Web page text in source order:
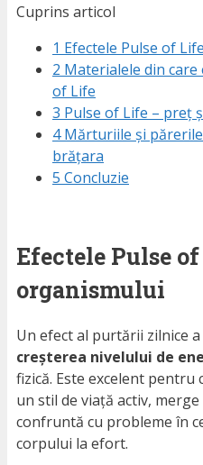
Cuprins articol
1 Efectele Pulse of
2 Materialele din
of Life
3 Pulse of Life – preț
4Mărturiile și
brățara
5 Concluzie
Efectele Pulse
organismului
Un efect al purtării zilnice
creșterea nivelului de
fizică. Este excelent pentru
un stil de viață activ, merge
confruntă cu probleme în
corpului la efort.